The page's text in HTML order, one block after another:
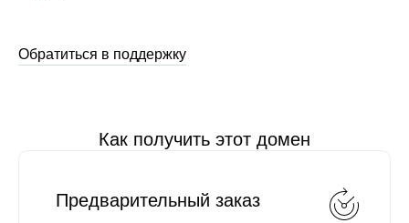
Обратиться в поддержку
Как получить этот домен
Предварительный заказ